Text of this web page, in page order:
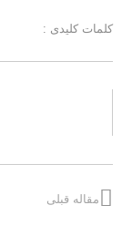
کلمات کلیدی :
مقاله قبلی